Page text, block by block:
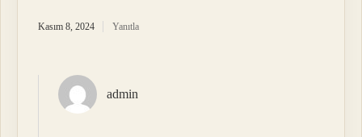
Kasım 8, 2024 Yanıtla
admin